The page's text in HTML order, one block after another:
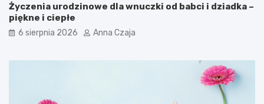
Życzenia urodzinowe dla wnuczki od babci i dziadka –
piękne i ciepłe
6 sierpnia 2026 Anna Czaja